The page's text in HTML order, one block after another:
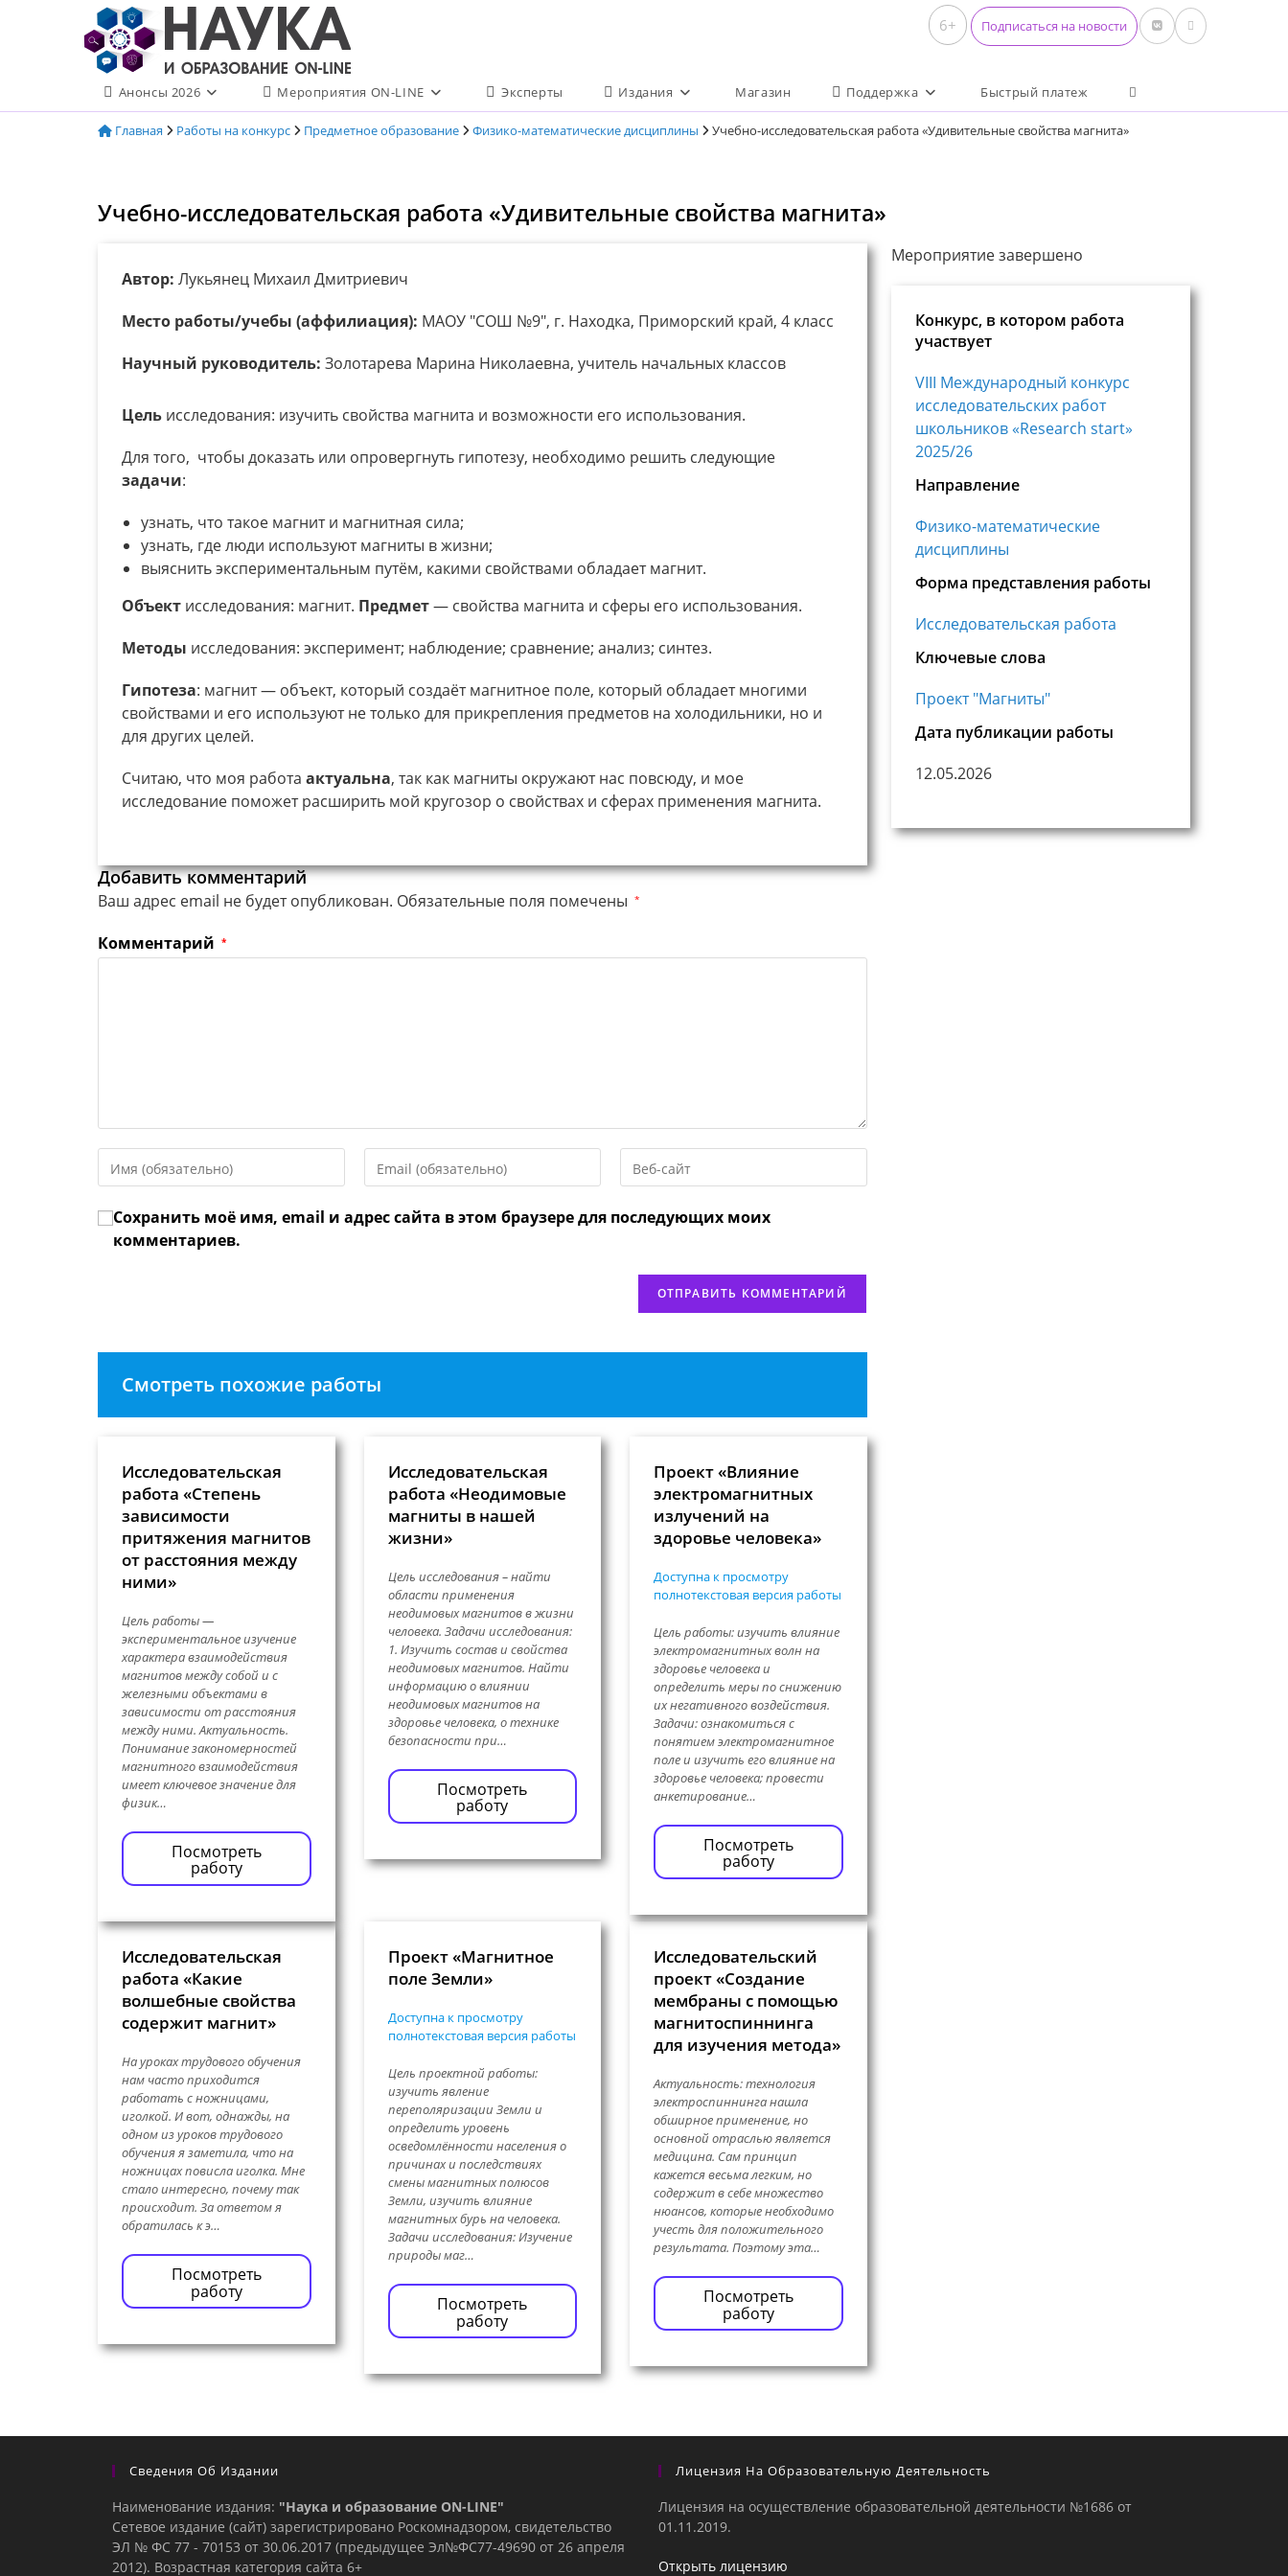
содержимому
6+ Подписаться на новости
Анонсы 2026 Мероприятия ON-LINE Эксперты Издания Магазин Поддержка Быстрый платеж Переключить поиск по
Главная Работы на конкурс Предметное образование Физико-математические дисциплины Учебно-исследовательская работа «Удивительные свойства магнита»
Учебно-исследовательская работа «Удивительные свойства магнита»
Автор: Лукьянец Михаил Дмитриевич
Место работы/учебы (аффилиация): МАОУ "СОШ №9", г. Находка, Приморский край, 4 класс
Научный руководитель: Золотарева Марина Николаевна, учитель начальных классов
Цель исследования: изучить свойства магнита и возможности его использования.
Для того, чтобы доказать или опровергнуть гипотезу, необходимо решить следующие
задачи:
узнать, что такое магнит и магнитная сила;
узнать, где люди используют магниты в жизни;
выяснить экспериментальным путём, какими свойствами обладает магнит.
Объект исследования: магнит. Предмет— свойства магнита и сферы его использования.
Методы исследования: эксперимент; наблюдение; сравнение; анализ; синтез.
Гипотеза: магнит — объект, который создаёт магнитное поле, который обладает многими
свойствами и его используют не только для прикрепления предметов на холодильники, но и
для других целей.
Считаю, что моя работа актуальна, так как магниты окружают нас повсюду, и мое
исследование поможет расширить мой кругозор о свойствах и сферах применения магнита.
Добавить комментарий
Ваш адрес email не будет опубликован. Обязательные поля помечены *
Комментарий *
свое
или
имя
свой
адрес,
URL
веб-
Сохранить моё имя, email и адрес сайта в этом браузере для последующих моих
комментариев.
Смотреть похожие работы
Исследовательская
работа «Степень
зависимости
притяжения магнитов
от расстояния между
ними»
Цель работы —
экспериментальное изучение
характера взаимодействия
магнитов между собой и с
железными объектами в
зависимости от расстояния
между ними. Актуальность.
Понимание закономерностей
магнитного взаимодействия
имеет ключевое значение для
физик…
Посмотреть
работу
Исследовательская
работа «Неодимовые
магниты в нашей
жизни»
Цель исследования – найти
области применения
неодимовых магнитов в жизни
человека. Задачи исследования:
1. Изучить состав и свойства
неодимовых магнитов. Найти
информацию о влиянии
неодимовых магнитов на
здоровье человека, о технике
безопасности при…
Посмотреть
работу
Проект «Влияние
электромагнитных
излучений на
здоровье человека»
Доступна к просмотру
полнотекстовая версия работы
Цель работы: изучить влияние
электромагнитных волн на
здоровье человека и
определить меры по снижению
их негативного воздействия.
Задачи: ознакомиться с
понятием электромагнитное
поле и изучить его влияние на
здоровье человека; провести
анкетирование…
Посмотреть
работу
Исследовательская
работа «Какие
волшебные свойства
содержит магнит»
На уроках трудового обучения
нам часто приходится
работать с ножницами,
иголкой. И вот, однажды, на
одном из уроков трудового
обучения я заметила, что на
ножницах повисла иголка. Мне
стало интересно, почему так
происходит. За ответом я
обратилась к э…
Посмотреть
работу
Проект «Магнитное
поле Земли»
Доступна к просмотру
полнотекстовая версия работы
Цель проектной работы:
изучить явление
переполяризации Земли и
определить уровень
осведомлённости населения о
причинах и последствиях
смены магнитных полюсов
Земли, изучить влияние
магнитных бурь на человека.
Задачи исследования: Изучение
природы маг…
Посмотреть
работу
Исследовательский
проект «Создание
мембраны с помощью
магнитоспиннинга
для изучения метода»
Актуальность: технология
электроспиннинга нашла
обширное применение, но
основной отраслью является
медицина. Сам принцип
кажется весьма легким, но
содержит в себе множество
нюансов, которые необходимо
учесть для положительного
результата. Поэтому эта…
Посмотреть
работу
Мероприятие завершено
Конкурс, в котором работа
участвует
VIII Международный конкурс
исследовательских работ
школьников «Research start»
2025/26
Направление
Физико-математические
дисциплины
Форма представления работы
Исследовательская работа
Ключевые слова
Проект "Магниты"
Дата публикации работы
12.05.2026
Сведения Об Издании
Наименование издания: "Наука и образование ON-LINE"
Сетевое издание (сайт) зарегистрировано Роскомнадзором, свидетельство
ЭЛ № ФС 77 - 70153 от 30.06.2017 (предыдущее Эл№ФC77-49690 от 26 апреля
2012). Возрастная категория сайта 6+
Лицензия На Образовательную Деятельность
Лицензия на осуществление образовательной деятельности №1686 от
01.11.2019.
Открыть лицензию